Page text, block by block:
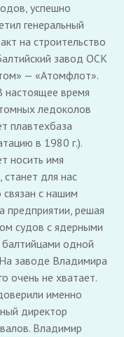
успешно
генеральный
на строительство
завод ОСК
— «Атомфлот».
настоящее время
ледоколов
плавтехбаза
в 1980 г.).
носить имя
для нас
с нашим
предприятии, решая
судов с ядерными
балтийцами одной
заводе Владимира
очень не хватает.
именно
директор
Владимир